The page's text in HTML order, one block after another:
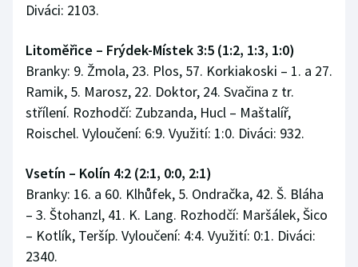
Diváci: 2103.
Litoměřice – Frýdek-Místek 3:5 (1:2, 1:3, 1:0)
Branky: 9. Žmola, 23. Plos, 57. Korkiakoski – 1. a 27.
Ramik, 5. Marosz, 22. Doktor, 24. Svačina z tr.
střílení. Rozhodčí: Zubzanda, Hucl – Maštalíř,
Roischel. Vyloučení: 6:9. Využití: 1:0. Diváci: 932.
Vsetín – Kolín 4:2 (2:1, 0:0, 2:1)
Branky: 16. a 60. Klhůfek, 5. Ondračka, 42. Š. Bláha
– 3. Štohanzl, 41. K. Lang. Rozhodčí: Maršálek, Šico
– Kotlík, Teršíp. Vyloučení: 4:4. Využití: 0:1. Diváci:
2340.